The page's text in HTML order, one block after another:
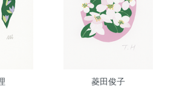
菱田俊子